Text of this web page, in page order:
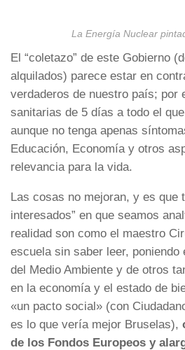
La Energía Nuclear
El “coletazo” de este Gobierno
alquilados) parece estar en
verdaderos de nuestro país; por
sanitarias de 5 días a todo el
aunque no tenga apenas
Educación, Economía y otros
relevancia para la vida.
Las cosas no mejoran, y es que
interesados” en que seamos
realidad son como el maestro
escuela sin saber leer,
del Medio Ambiente y de otros
en la economía y el estado de
«un pacto social» (con
es lo que vería mejor Bruselas),
de los Fondos Europeos y